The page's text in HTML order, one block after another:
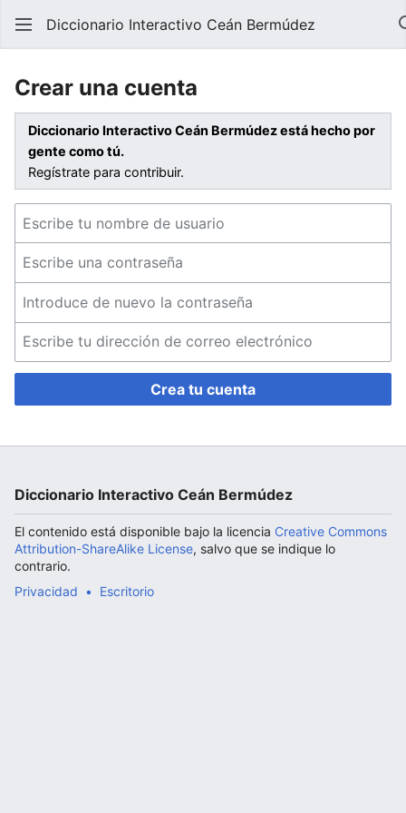
Abrir menú principal
Diccionario Interactivo Ceán Bermúdez
Crear una cuenta
Diccionario Interactivo Ceán Bermúdez está hecho por
gente como tú.
Regístrate para contribuir.
Crea tu cuenta
Diccionario Interactivo Ceán Bermúdez
El contenido está disponible bajo la licencia Creative Commons
Attribution-ShareAlike License, salvo que se indique lo
contrario.
Privacidad
Escritorio